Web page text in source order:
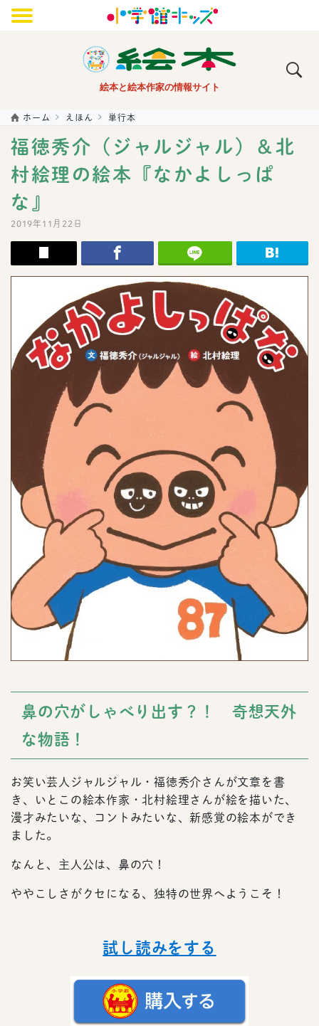
メニュー
絵本と絵本作家の情報サイト
ホーム えほん 単行本
福徳秀介（ジャルジャル）＆北
村絵理の絵本『なかよしっぱ
な』
2019年11月22日
鼻の穴がしゃべり出す？！ 奇想天外
な物語！
お笑い芸人ジャルジャル・福徳秀介さんが文章を書
き、いとこの絵本作家・北村絵理さんが絵を描いた、
漫才みたいな、コントみたいな、新感覚の絵本ができ
ました。
なんと、主人公は、鼻の穴！
ややこしさがクセになる、独特の世界へようこそ！
試し読みをする